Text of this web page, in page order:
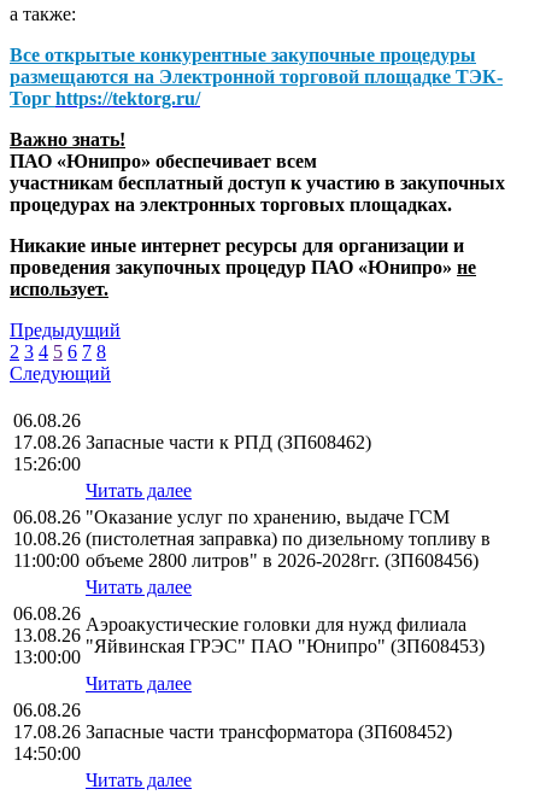
а также:
Все открытые конкурентные закупочные процедуры
размещаются на Электронной торговой площадке ТЭК-
Торг https://tektorg.ru/
Важно знать!
ПАО «Юнипро» обеспечивает всем
участникам бесплатный доступ к участию в закупочных
процедурах на электронных торговых площадках.
Никакие иные интернет ресурсы для организации и
проведения закупочных процедур ПАО «Юнипро» не
использует.
Предыдущий
2 3 4 5 6 7 8
Следующий
06.08.26
17.08.26
15:26:00
Запасные части к РПД (ЗП608462)
Читать далее
06.08.26
10.08.26
11:00:00
"Оказание услуг по хранению, выдаче ГСМ
(пистолетная заправка) по дизельному топливу в
объеме 2800 литров" в 2026-2028гг. (ЗП608456)
Читать далее
06.08.26
13.08.26
13:00:00
Аэроакустические головки для нужд филиала
"Яйвинская ГРЭС" ПАО "Юнипро" (ЗП608453)
Читать далее
06.08.26
17.08.26
14:50:00
Запасные части трансформатора (ЗП608452)
Читать далее